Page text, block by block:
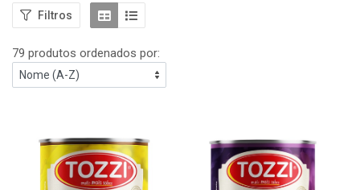
Filtros
79 produtos ordenados por: